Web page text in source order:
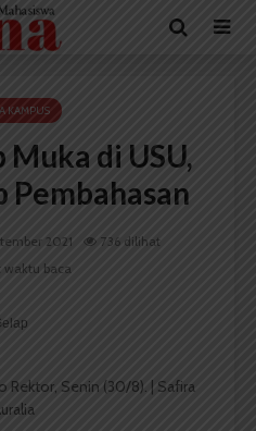
KAMPUS
di USU,
Pembahasan
2021
736 dilihat
waktu baca
Rektor, Senin (30/8). | Safira